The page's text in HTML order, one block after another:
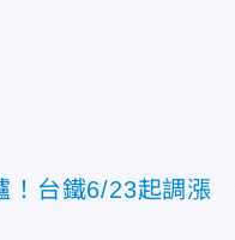
！台鐵6/23起調漲